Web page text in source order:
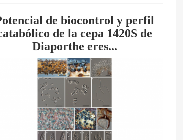
de biocontrol y perfil
de la cepa 1420S de
Diaporthe eres...